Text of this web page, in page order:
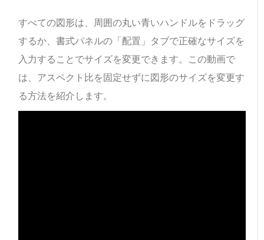
すべての図形は、周囲の丸い青いハンドルをドラッグ
するか、書式パネルの「配置」タブで正確なサイズを
入力することでサイズを変更できます。この動画で
は、アスペクト比を固定せずに図形のサイズを変更す
る方法を紹介します。